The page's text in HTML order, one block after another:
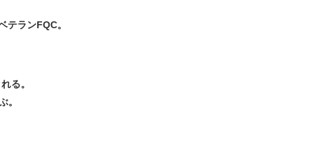
テランFQC。
る。
。